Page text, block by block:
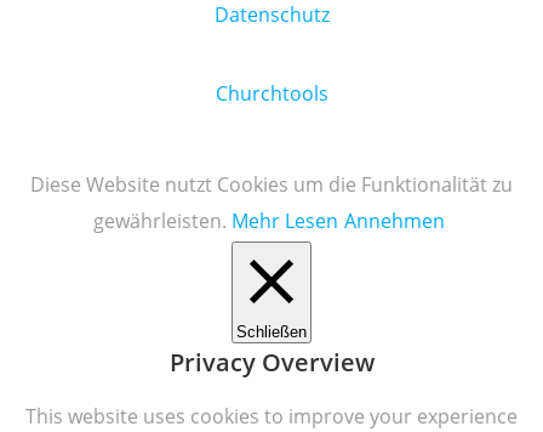
Datenschutz
Churchtools
Diese Website nutzt Cookies um die Funktionalität zu
gewährleisten. Mehr Lesen Annehmen
Schließen
Privacy Overview
This website uses cookies to improve your experience